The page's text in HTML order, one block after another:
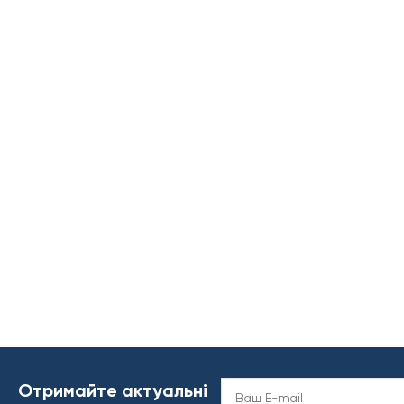
Отримайте актуальні